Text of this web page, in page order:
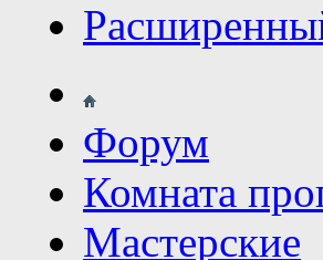
Форум
Комната
Мастерские